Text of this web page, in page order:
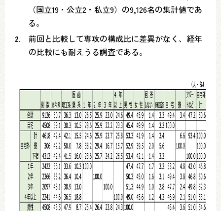
（国立19・公立2・私立9）の9,126名の集計値であ
る。
2.
前回と比較して専攻の構成比に差異がなく、経年
の比較にも耐えうる調査である。